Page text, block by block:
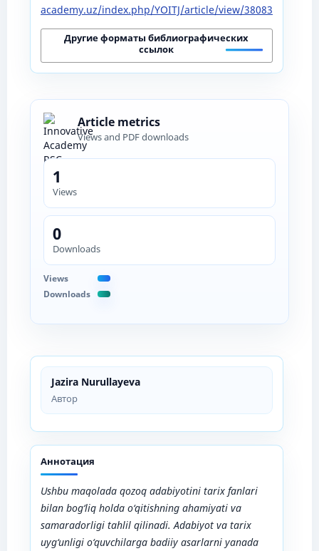
Jazira Nurullayeva
Автор
Аннотация
Ushbu maqolada qozoq adabiyotini tarix fanlari
bilan bog‘liq holda o‘qitishning ahamiyati va
samaradorligi tahlil qilinadi. Adabiyot va tarix
uyg‘unligi o‘quvchilarga badiiy asarlarni yanada
academy.uz/index.php/YOITJ/article/view/38083
Другие форматы библиографических
ссылок
Article metrics
Views and PDF downloads
1
Views
0
Downloads
Views
Downloads